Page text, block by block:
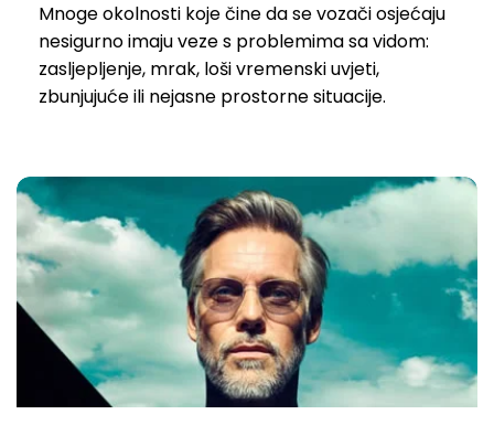
Mnoge okolnosti koje čine da se vozači osjećaju
nesigurno imaju veze s problemima sa vidom:
zasljepljenje, mrak, loši vremenski uvjeti,
zbunjujuće ili nejasne prostorne situacije.